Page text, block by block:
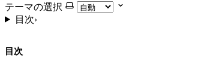
テーマの選択
目次›
目次